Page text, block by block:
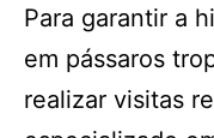
Para garantir a
em pássaros
realizar visitas